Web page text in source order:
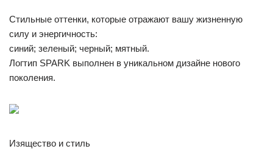
Стильные оттенки, которые отражают вашу жизненную
силу и энергичность:
синий; зеленый; черный; мятный.
Логтип SPARK выполнен в уникальном дизайне нового
поколения.
Изящество и стиль